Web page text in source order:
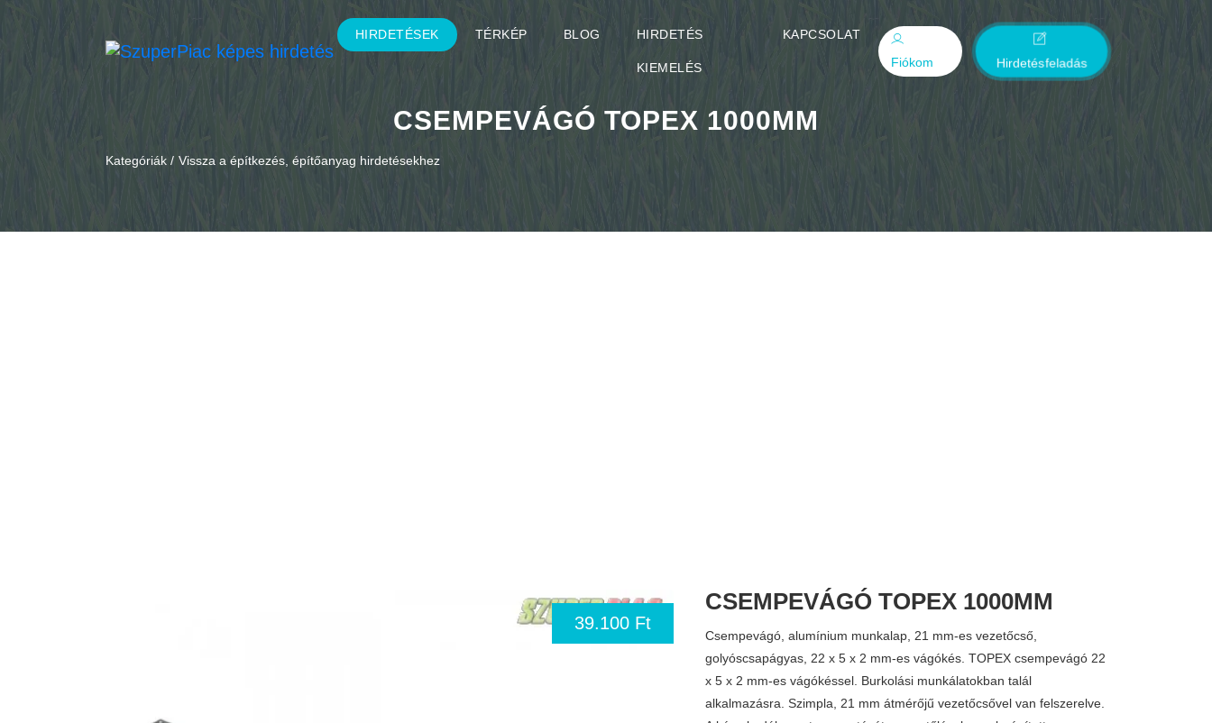
HIRDETÉSEK TÉRKÉP BLOG HIRDETÉS
KIEMELÉS
KAPCSOLAT
Fiókom
Hirdetésfeladás
CSEMPEVÁGÓ TOPEX 1000MM
Kategóriák / Vissza a építkezés, építőanyag hirdetésekhez
39.100 Ft
CSEMPEVÁGÓ TOPEX 1000MM
Csempevágó, alumínium munkalap, 21 mm‑es vezetőcső,
golyóscsapágyas, 22 x 5 x 2 mm‑es vágókés. TOPEX csempevágó 22
x 5 x 2 mm‑es vágókéssel. Burkolási munkálatokban talál
alkalmazásra. Szimpla, 21 mm átmérőjű vezetőcsővel van felszerelve.